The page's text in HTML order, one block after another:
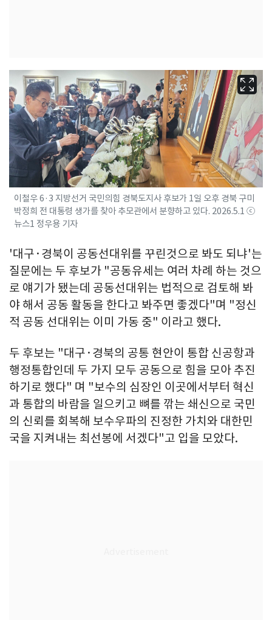
이철우 6·3 지방선거 국민의힘 경북도지사 후보가 1일 오후 경북 구미
박정희 전 대통령 생가를 찾아 추모관에서 분향하고 있다. 2026.5.1 ⓒ
뉴스1 정우용 기자
'대구·경북이 공동선대위를 꾸린것으로 봐도 되냐'는
질문에는 두 후보가 "공동유세는 여러 차례 하는 것으
로 얘기가 됐는데 공동선대위는 법적으로 검토해 봐
야 해서 공동 활동을 한다고 봐주면 좋겠다"며 "정신
적 공동 선대위는 이미 가동 중" 이라고 했다.
두 후보는 "대구·경북의 공통 현안이 통합 신공항과
행정통합인데 두 가지 모두 공동으로 힘을 모아 추진
하기로 했다" 며 "보수의 심장인 이곳에서부터 혁신
과 통합의 바람을 일으키고 뼈를 깎는 쇄신으로 국민
의 신뢰를 회복해 보수우파의 진정한 가치와 대한민
국을 지켜내는 최선봉에 서겠다"고 입을 모았다.